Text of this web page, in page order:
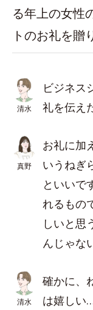
る年上の女性
トのお礼を贈
清水
ビジネス
礼を伝え
真野
お礼に加
いうねぎ
といいで
れるもの
しいと思
んじゃな
清水
確かに、
は嬉しい